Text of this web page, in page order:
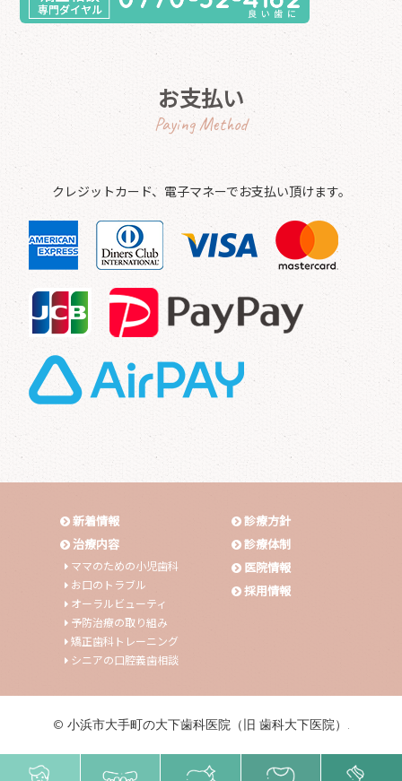
お支払い
Paying Method
クレジットカード、電子マネーでお支払い頂けます。
新着情報
診療方針
治療内容
ママのための小児歯科
お口のトラブル
オーラルビューティ
予防治療の取り組み
矯正歯科トレーニング
シニアの口腔義歯相談
診療体制
医院情報
採用情報
© 小浜市大手町の大下歯科医院（旧 歯科大下医院）.